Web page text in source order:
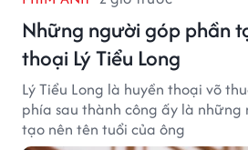
Những người góp phần
thoại Lý Tiểu Long
Lý Tiểu Long là huyền thoại võ
phía sau thành công ấy là
tạo nên tên tuổi của ông